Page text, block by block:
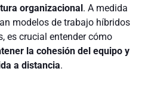
organizacional . A medida
modelos de trabajo híbridos
es crucial entender cómo
la cohesión del equipo y
a distancia.